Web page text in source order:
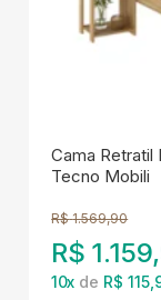
Cama Retratil
Tecno Mobili
R$ 1.569,90
R$
10x de R$